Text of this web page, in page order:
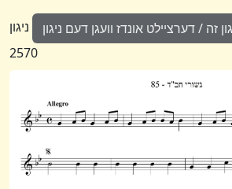
/ דערציילט אונדז וועגן דעם ניגון ניגון
2570